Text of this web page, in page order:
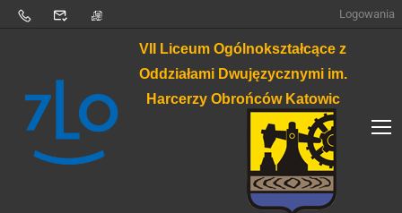
Logowania
VII Liceum Ogólnokształcące z
Oddziałami Dwujęzycznymi im.
Harcerzy Obrońców Katowic